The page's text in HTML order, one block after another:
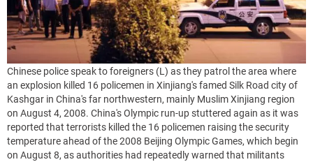
Chinese police speak to foreigners (L) as they patrol the area where
an explosion killed 16 policemen in Xinjiang's famed Silk Road city of
Kashgar in China's far northwestern, mainly Muslim Xinjiang region
on August 4, 2008. China's Olympic run-up stuttered again as it was
reported that terrorists killed the 16 policemen raising the security
temperature ahead of the 2008 Beijing Olympic Games, which begin
on August 8, as authorities had repeatedly warned that militants